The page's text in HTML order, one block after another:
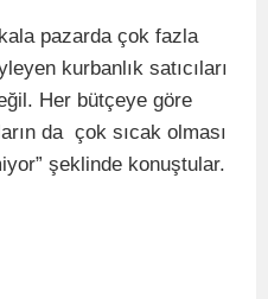
pazarda çok fazla
kurbanlık satıcıları
Her bütçeye göre
da çok sıcak olması
şeklinde konuştular.